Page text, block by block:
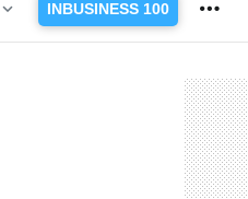
INBUSINESS 100